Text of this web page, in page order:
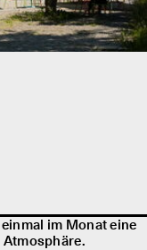
im Monat eine
Atmosphäre.